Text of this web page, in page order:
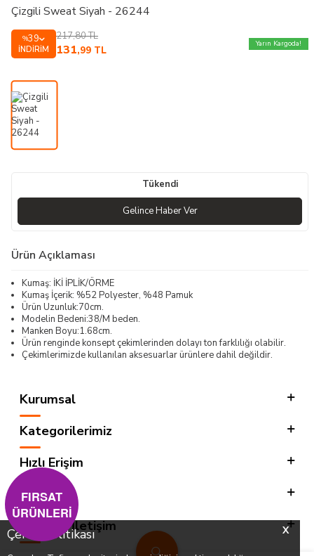
X
Çerez Politikası
Çizgili Sweat Siyah - 26244
%39
İNDIRIM
217,80TL
131,99 TL
Yarın Kargoda!
Tükendi
Gelince Haber Ver
Ürün Açıklaması
Kumaş: İKİ İPLİK/ÖRME
Kumaş İçerik: %52 Polyester, %48 Pamuk
Ürün Uzunluk:70cm.
Modelin Bedeni:38/M beden.
Manken Boyu:1.68cm.
Ürün renginde konsept çekimlerinden dolayı ton farklılığı olabilir.
Çekimlerimizde kullanılan aksesuarlar ürünlere dahil değildir.
Kurumsal
Kategorilerimiz
Hızlı Erişim
Sosyal
Adres & İletişim
FIRSAT
ÜRÜNLERİ